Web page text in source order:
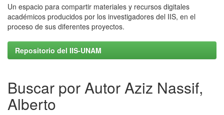
Un espacio para compartir materiales y recursos digitales
académicos producidos por los investigadores del IIS, en el
proceso de sus diferentes proyectos.
Repositorio del IIS-UNAM
Buscar por Autor Aziz Nassif,
Alberto